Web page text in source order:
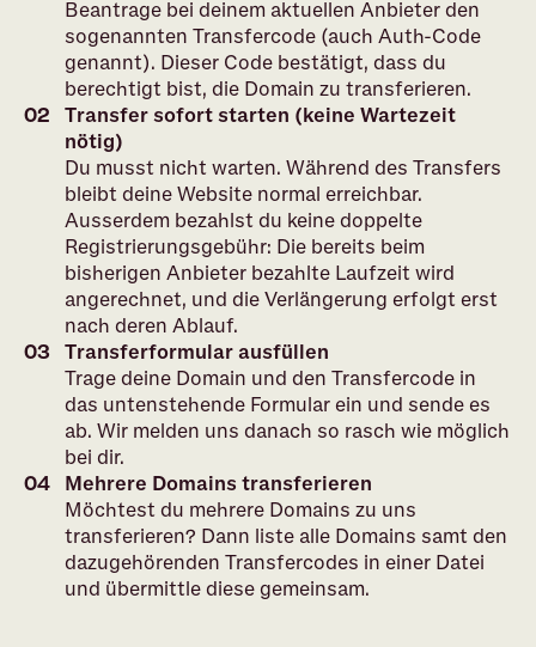
Beantrage bei deinem aktuellen Anbieter den
sogenannten Transfercode (auch Auth-Code
genannt). Dieser Code bestätigt, dass du
berechtigt bist, die Domain zu transferieren.
Transfer sofort starten (keine Wartezeit
nötig)
Du musst nicht warten. Während des Transfers
bleibt deine Website normal erreichbar.
Ausserdem bezahlst du keine doppelte
Registrierungsgebühr: Die bereits beim
bisherigen Anbieter bezahlte Laufzeit wird
angerechnet, und die Verlängerung erfolgt erst
nach deren Ablauf.
Transferformular ausfüllen
Trage deine Domain und den Transfercode in
das untenstehende Formular ein und sende es
ab. Wir melden uns danach so rasch wie möglich
bei dir.
Mehrere Domains transferieren
Möchtest du mehrere Domains zu uns
transferieren? Dann liste alle Domains samt den
dazugehörenden Transfercodes in einer Datei
und übermittle diese gemeinsam.